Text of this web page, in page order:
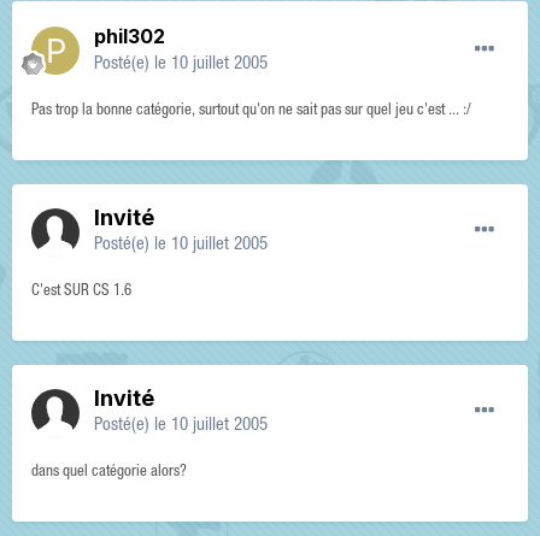
phil302
Posté(e) le 10 juillet 2005
Pas trop la bonne catégorie, surtout qu'on ne sait pas sur quel jeu c'est ... :/
Invité
Posté(e) le 10 juillet 2005
C'est SUR CS 1.6
Invité
Posté(e) le 10 juillet 2005
dans quel catégorie alors?